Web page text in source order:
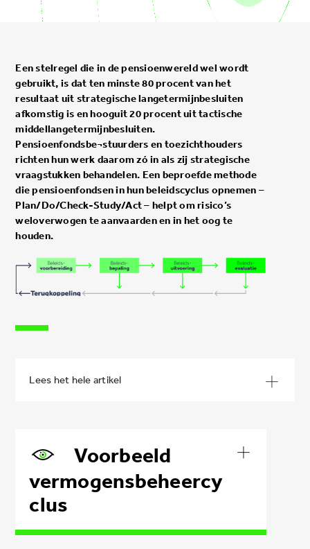
Een stelregel die in de pensioenwereld wel wordt
gebruikt, is dat ten minste 80 procent van het
resultaat uit strategische langetermijnbesluiten
afkomstig is en hooguit 20 procent uit tactische
middellangetermijnbesluiten.
Pensioenfondsbe¬stuurders en toezichthouders
richten hun werk daarom zó in als zij strategische
vraagstukken behandelen. Een beproefde methode
die pensioenfondsen in hun beleidscyclus opnemen –
Plan/Do/Check-Study/Act – helpt om risico’s
weloverwogen te aanvaarden en in het oog te
houden.
Voorbeeld
vermogensbeheercy
clus